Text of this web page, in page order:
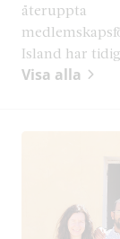
återuppta
Island har
Visa alla